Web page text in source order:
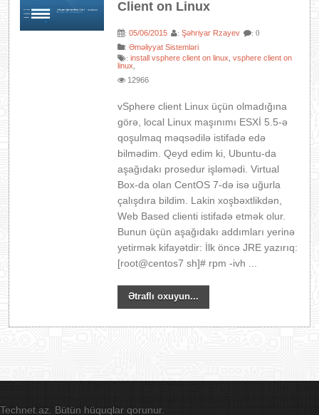
IT LÜĞƏT
XƏBƏRLƏR
Client on Linux
:05/06/2015 :Şəhriyar Rzayev : 0
:Əməliyyat Sistemləri
:install vsphere client on linux ,vsphere client on
linux
12966
vSphere client Linux üçün olmadığına
görə, local Linux maşınımı ESXİ 5.5-ə
qoşulmaq məqsədilə istifadə edə
bilmədim. Qeyd edim ki, Ubuntu-da
aşağıdakı prosedur işləmədi. Virtual
Box-da olan CentOS 7-də isə uğurla
çalışdıra bildim. Lakin xoşbəxtlikdən,
Web Based clienti istifadə etmək olur.
Bunun üçün aşağıdakı addımları yerinə
yetirmək kifayətdir: İlk öncə JRE yazırıq:
[root@centos7 sh]# rpm -ivh ...
Ətraflı oxuyun...
Technet.az. Bütün hüquqlar qorunur.